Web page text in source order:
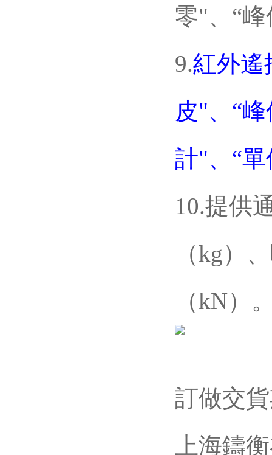
零"、“峰
9.紅外遙
皮"、“峰
計"、“
10.提供
（kg）
（kN）
訂做交
上海鑄